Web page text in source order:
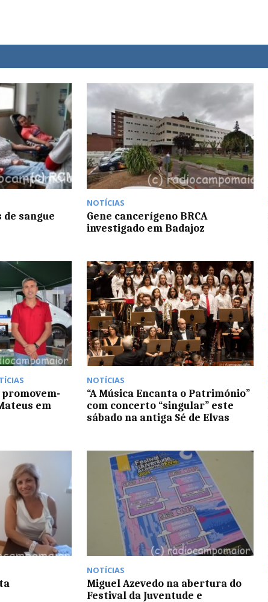
de sangue
NOTÍCIAS
Gene cancerígeno BRCA
investigado em Badajoz
em
NOTÍCIAS
“A Música Encanta o Património”
com concerto “singular” este
sábado na antiga Sé de Elvas
NOTÍCIAS
Miguel Azevedo na abertura do
Festival da Juventude e